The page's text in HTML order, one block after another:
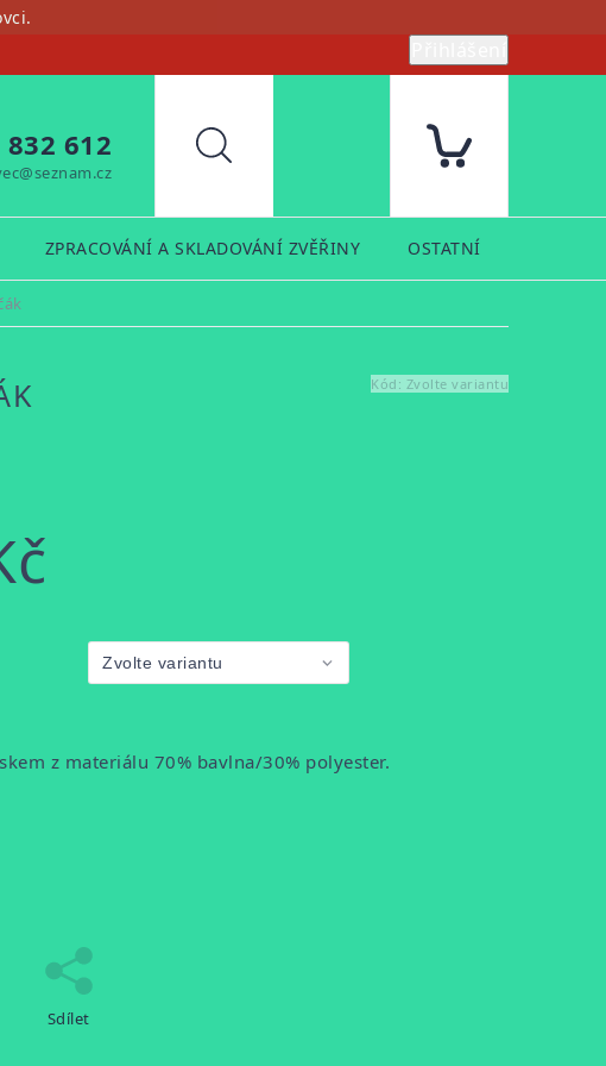
612 Hledat
ZPRACOVÁNÍ A SKLADOVÁNÍ ZVĚŘINY OSTATNÍ
Kód: Zvolte variantu
z materiálu 70% bavlna/30% polyester.
Sdílet